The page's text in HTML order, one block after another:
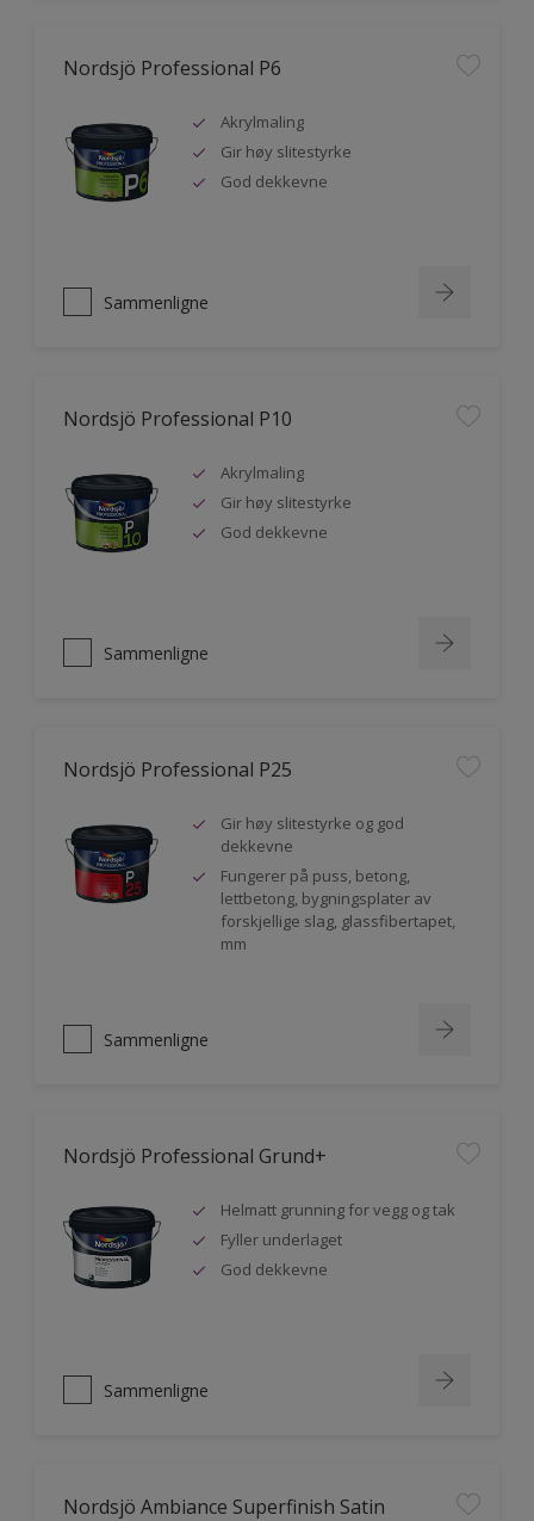
Nordsjö Professional P6
Akrylmaling
Gir høy slitestyrke
God dekkevne
Sammenligne
Nordsjö Professional P10
Akrylmaling
Gir høy slitestyrke
God dekkevne
Sammenligne
Nordsjö Professional P25
Gir høy slitestyrke og god
dekkevne
Fungerer på puss, betong,
lettbetong, bygningsplater av
forskjellige slag, glassfibertapet,
mm
Sammenligne
Nordsjö Professional Grund+
Helmatt grunning for vegg og tak
Fyller underlaget
God dekkevne
Sammenligne
Nordsjö Ambiance Superfinish Satin